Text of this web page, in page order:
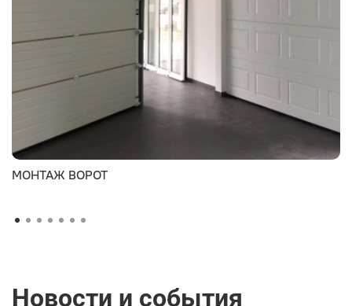
МОНТАЖ ВОРОТ
Новости и события